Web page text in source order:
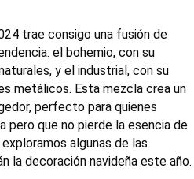
trae consigo una fusión de
el bohemio, con su
y el industrial, con su
metálicos. Esta mezcla crea un
perfecto para quienes
pero que no pierde la esencia de
algunas de las
la decoración navideña este año.